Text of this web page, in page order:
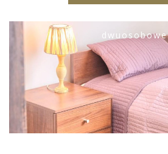
dwuosobowe